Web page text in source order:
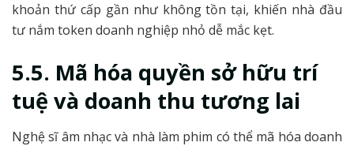
khoản thứ cấp gần như không tồn tại, khiến nhà đầu
tư nắm token doanh nghiệp nhỏ dễ mắc kẹt.
5.5. Mã hóa quyền sở hữu trí
tuệ và doanh thu tương lai
Nghệ sĩ âm nhạc và nhà làm phim có thể mã hóa doanh